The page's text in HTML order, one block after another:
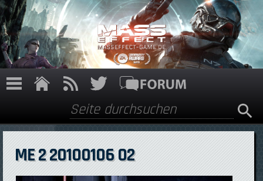
Direkt zum Inhalt
Suchformular
Suche
ME 2 20100106 02